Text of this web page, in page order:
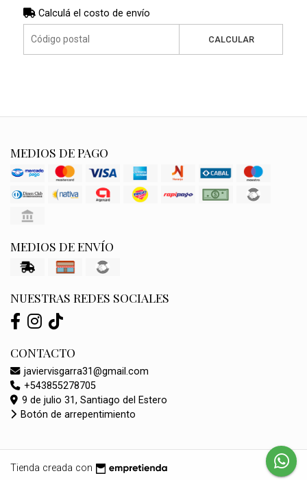
Calculá el costo de envío
CALCULAR
MEDIOS DE PAGO
MEDIOS DE ENVÍO
NUESTRAS REDES SOCIALES
CONTACTO
javiervisgarra31@gmail.com
+543855278705
9 de julio 31, Santiago del Estero
Botón de arrepentimiento
Tienda creada con